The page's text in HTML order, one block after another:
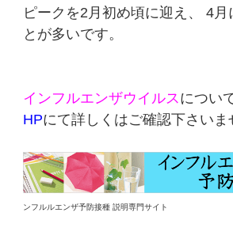
ピークを2月初め頃に迎え、 4月
とが多いです。
インフルエンザウイルスについ
HPにて詳しくはご確認下さいま
ンフルルエンザ予防接種 説明専門サイト